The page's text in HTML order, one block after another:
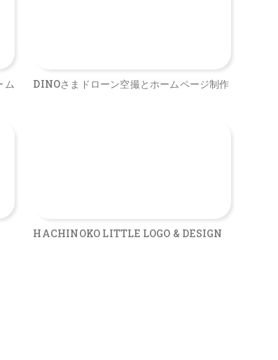
ム
DINOさまドローン空撮とホームページ制作
HACHINOKO LITTLE LOGO & DESIGN